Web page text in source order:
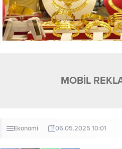
MOBİL
Ekonomi 06.05.2025 10:01